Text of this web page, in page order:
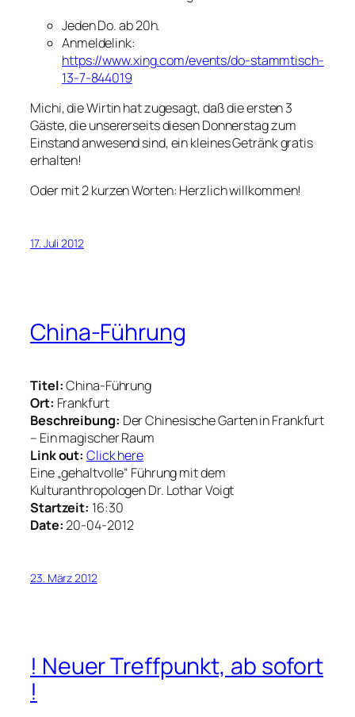
Jeden Do. ab 20h.
Anmeldelink:
https://www.xing.com/events/do-stammtisch-
13-7-844019
Michi, die Wirtin hat zugesagt, daß die ersten 3
Gäste, die unsererseits diesen Donnerstag zum
Einstand anwesend sind, ein kleines Getränk gratis
erhalten!
Oder mit 2 kurzen Worten: Herzlich willkommen!
17. Juli 2012
China-Führung
Titel:China-Führung
Ort: Frankfurt
Beschreibung: Der Chinesische Garten in Frankfurt
– Ein magischer Raum
Link out: Click here
Eine „gehaltvolle“ Führung mit dem
Kulturanthropologen Dr. Lothar Voigt
Startzeit: 16:30
Date:20-04-2012
23. März 2012
! Neuer Treffpunkt, ab sofort
!